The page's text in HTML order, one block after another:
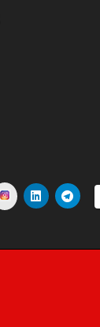
Instagram